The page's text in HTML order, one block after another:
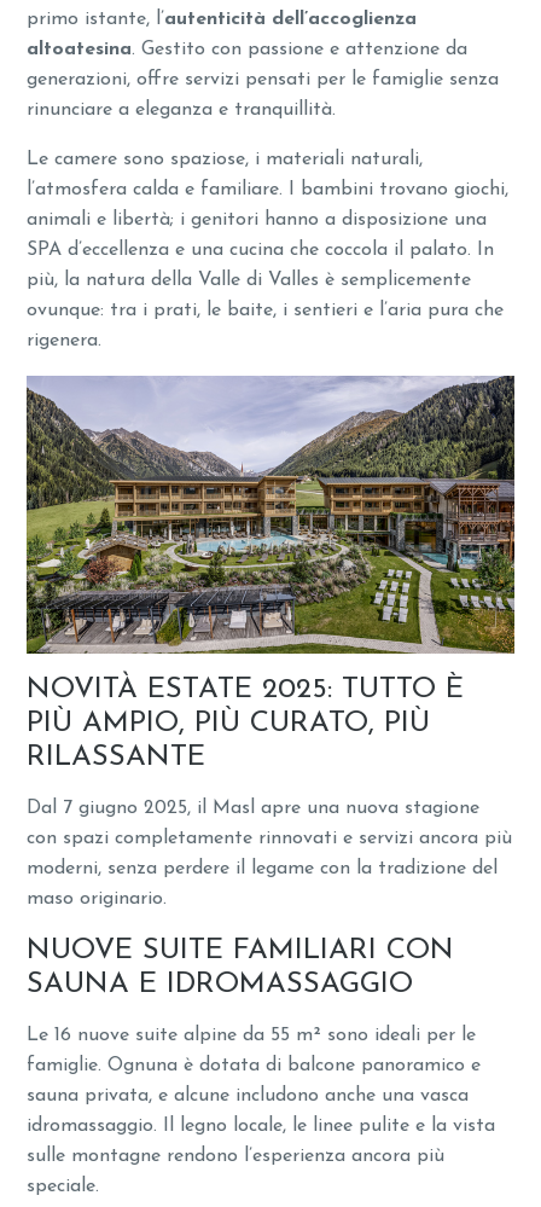
primo istante, l’autenticità dell’accoglienza
altoatesina. Gestito con passione e attenzione da
generazioni, offre servizi pensati per le famiglie senza
rinunciare a eleganza e tranquillità.
Le camere sono spaziose, i materiali naturali,
l’atmosfera calda e familiare. I bambini trovano giochi,
animali e libertà; i genitori hanno a disposizione una
SPA d’eccellenza e una cucina che coccola il palato. In
più, la natura della Valle di Valles è semplicemente
ovunque: tra i prati, le baite, i sentieri e l’aria pura che
rigenera.
NOVITÀ ESTATE 2025: TUTTO È
PIÙ AMPIO, PIÙ CURATO, PIÙ
RILASSANTE
Dal 7 giugno 2025, il Masl apre una nuova stagione
con spazi completamente rinnovati e servizi ancora più
moderni, senza perdere il legame con la tradizione del
maso originario.
NUOVE SUITE FAMILIARI CON
SAUNA E IDROMASSAGGIO
Le 16 nuove suite alpine da 55 m² sono ideali per le
famiglie. Ognuna è dotata di balcone panoramico e
sauna privata, e alcune includono anche una vasca
idromassaggio. Il legno locale, le linee pulite e la vista
sulle montagne rendono l’esperienza ancora più
speciale.